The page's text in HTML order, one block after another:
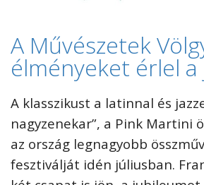
A Művészetek
élményeket érlel
A klasszikust a latinnal és
nagyzenekar”, a Pink Martini
az ország legnagyobb
fesztiválját idén júliusban.